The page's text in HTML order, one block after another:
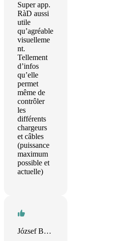
Super app.
RàD aussi
utile
qu’agréable
visuelleme
nt.
Tellement
d’infos
qu’elle
permet
même de
contrôler
les
différents
chargeurs
et câbles
(puissance
maximum
possible et
actuelle)
József Bánkuti